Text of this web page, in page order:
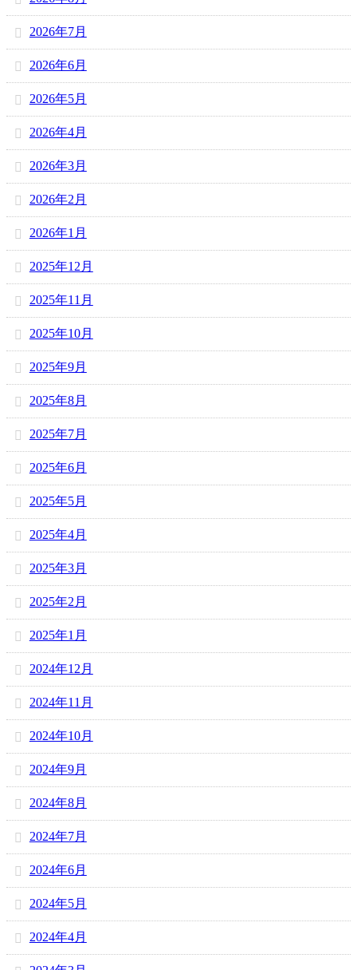
2026年7月
2026年6月
2026年5月
2026年4月
2026年3月
2026年2月
2026年1月
2025年12月
2025年11月
2025年10月
2025年9月
2025年8月
2025年7月
2025年6月
2025年5月
2025年4月
2025年3月
2025年2月
2025年1月
2024年12月
2024年11月
2024年10月
2024年9月
2024年8月
2024年7月
2024年6月
2024年5月
2024年4月